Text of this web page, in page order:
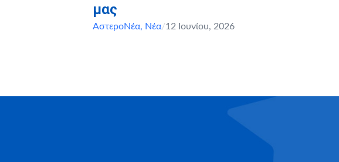
μας
ΑστεροΝέα, Νέα/12 Ιουνίου, 2026